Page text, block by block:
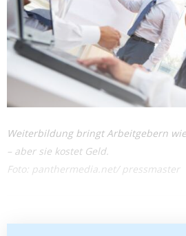
Weiterbildung bringt Arbeitgebern
– aber sie kostet Geld.
Foto: panthermedia.net/ pressmaster